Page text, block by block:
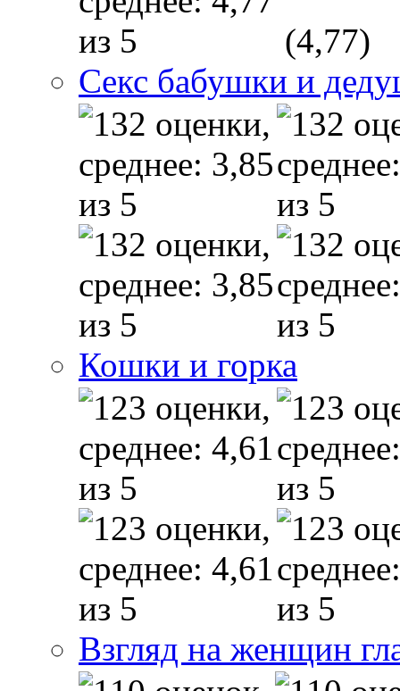
(4,77)
Секс бабушки и
Кошки и горка
Взгляд на женщин